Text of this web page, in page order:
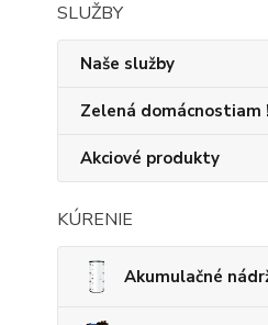
SLUŽBY
Naše služby
Zelená domácnostiam !
Akciové produkty
KÚRENIE
Akumulačné